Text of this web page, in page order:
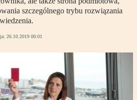
szczególnego trybu rozwiązania
26.10.2019 00:01